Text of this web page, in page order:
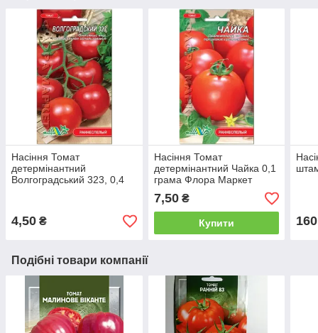
Насіння Томат
детермінантний
Волгоградський 323, 0,4
4,50 ₴
Насіння Томат
детермінантний Чайка 0,1
грама Флора Маркет
7,50₴
Купити 160
Подібні товари компанії